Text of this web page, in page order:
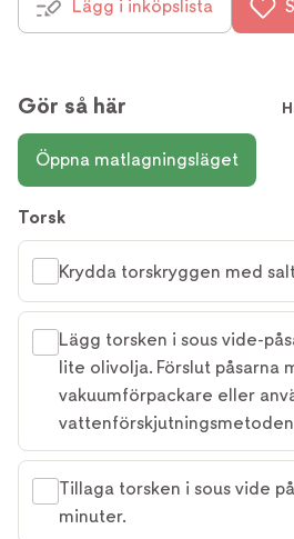
Lägg i inköpslista
Gör så här
Öppna matlagningsläget
Torsk
Krydda torskryggen med
Lägg torsken i sous vide-
lite olivolja. Förslut påsarna
vakuumförpackare eller
Tillaga torsken i sous vide
minuter.